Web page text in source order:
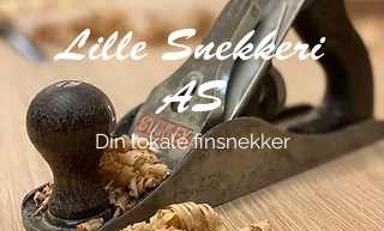
Lille Snekkeri
AS
Din lokale finsnekker